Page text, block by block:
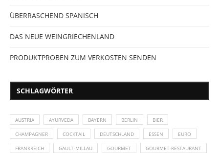
ÜBERRASCHEND SPANISCH
DAS NEUE WEINGRIECHENLAND
PRODUKTPROBEN ZUM VERKOSTEN SENDEN
SCHLAGWÖRTER
AUSTRIA AYURVEDA BAYERN BERLIN BIER
CHAMPAGNER COCKTAIL DEUTSCHLAND ESSEN EURO
FRANKREICH GAULT-MILLAU GOURMET GOURMET-RESTAURANT